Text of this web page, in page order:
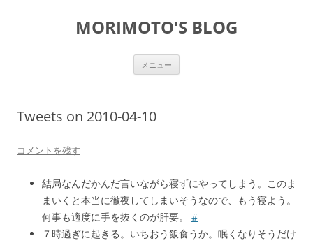
MORIMOTO'S BLOG
メニュー
Tweets on 2010-04-10
コメントを残す
結局なんだかんだ言いながら寝ずにやってしまう。このま
まいくと本当に徹夜してしまいそうなので、もう寝よう。
何事も適度に手を抜くのが肝要。 #
７時過ぎに起きる。いちおう飯食うか。眠くなりそうだけ